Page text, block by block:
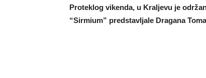
Proteklog vikenda, u Kraljevu je
“Sirmium” predstavljale Dragana